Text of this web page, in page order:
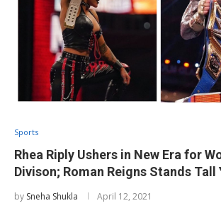
Sports
Rhea Riply Ushers in New Era for
Divison; Roman Reigns Stands Tall
by Sneha Shukla April 12, 2021